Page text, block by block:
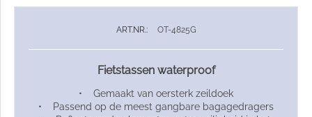
ART.NR.: OT-4825G
Fietstassen waterproof
• Gemaakt van oersterk zeildoek
• Passend op de meest gangbare bagagedragers